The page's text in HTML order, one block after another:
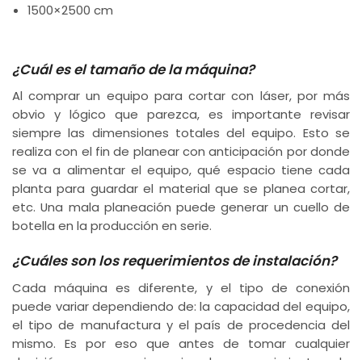
1500×2500 cm
¿Cuál es el tamaño de la máquina?
Al comprar un equipo para cortar con láser, por más
obvio y lógico que parezca, es importante revisar
siempre las dimensiones totales del equipo. Esto se
realiza con el fin de planear con anticipación por donde
se va a alimentar el equipo, qué espacio tiene cada
planta para guardar el material que se planea cortar,
etc. Una mala planeación puede generar un cuello de
botella en la producción en serie.
¿Cuáles son los requerimientos de instalación?
Cada máquina es diferente, y el tipo de conexión
puede variar dependiendo de: la capacidad del equipo,
el tipo de manufactura y el país de procedencia del
mismo. Es por eso que antes de tomar cualquier